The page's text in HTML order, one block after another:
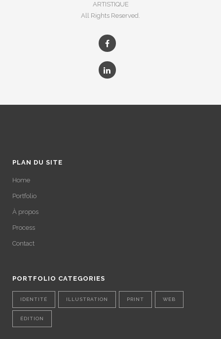
ARTISTIQUE
All Rights Reserved.
PLAN DU SITE
Home
Portfolio
À propos
Process
Contact
PORTFOLIO CATEGORIES
IDENTITÉ ILLUSTRATION PRINT WEB
ÉDITION